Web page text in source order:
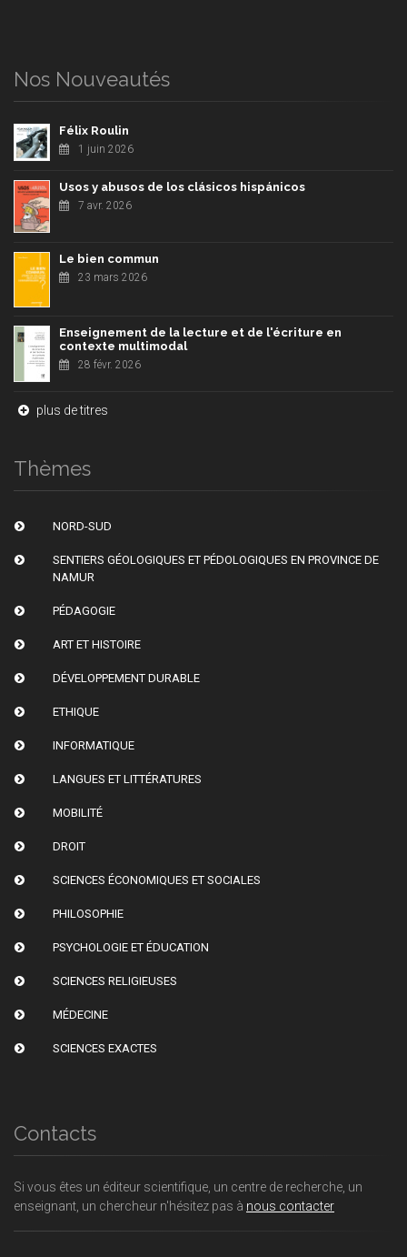
Nos Nouveautés
Félix Roulin
1 juin 2026
Usos y abusos de los clásicos hispánicos
7 avr. 2026
Le bien commun
23 mars 2026
Enseignement de la lecture et de l'écriture en
contexte multimodal
28 févr. 2026
plus de titres
Thèmes
NORD-SUD
SENTIERS GÉOLOGIQUES ET PÉDOLOGIQUES EN PROVINCE DE
NAMUR
PÉDAGOGIE
ART ET HISTOIRE
DÉVELOPPEMENT DURABLE
ETHIQUE
INFORMATIQUE
LANGUES ET LITTÉRATURES
MOBILITÉ
DROIT
SCIENCES ÉCONOMIQUES ET SOCIALES
PHILOSOPHIE
PSYCHOLOGIE ET ÉDUCATION
SCIENCES RELIGIEUSES
MÉDECINE
SCIENCES EXACTES
Contacts
Si vous êtes un éditeur scientifique, un centre de recherche, un
enseignant, un chercheur n'hésitez pas à nous contacter